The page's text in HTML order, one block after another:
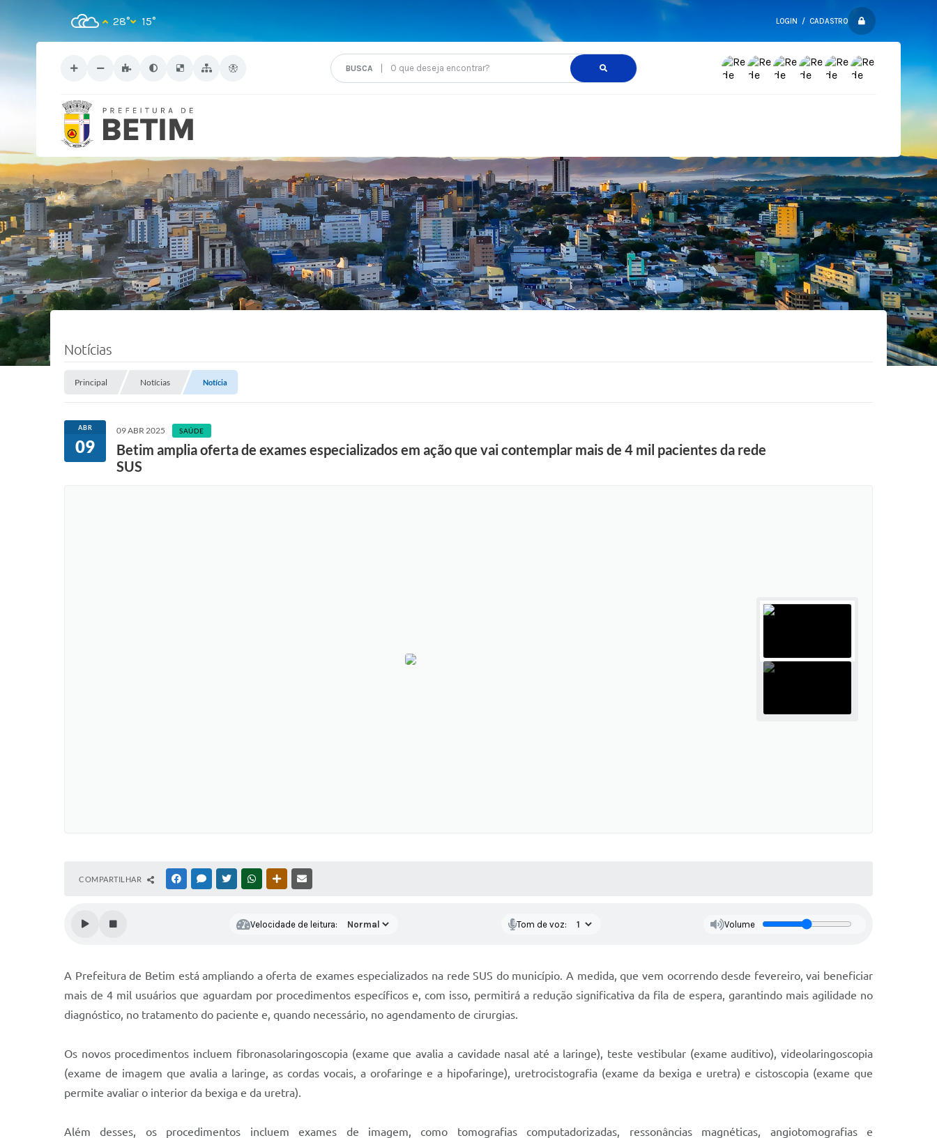
LOGIN / CADASTRO
O que deseja encontrar?
28° 15°
Notícias
Principal Notícias Notícia
ABR
09
09 ABR 2025 SAÚDE
Betim amplia oferta de exames especializados em ação que vai contemplar mais de 4 mil pacientes da rede
SUS
COMPARTILHAR FACEBOOKMESSENGER
TWITTERWHATSAPPOUTRAS MÍDIAS
Velocidade de leitura: Tom de voz: Volume
A Prefeitura de Betim está ampliando a oferta de exames especializados na rede SUS do município. A medida, que vem ocorrendo desde fevereiro, vai beneficiar
mais de 4 mil usuários que aguardam por procedimentos específicos e, com isso, permitirá a redução significativa da fila de espera, garantindo mais agilidade no
diagnóstico, no tratamento do paciente e, quando necessário, no agendamento de cirurgias.
Os novos procedimentos incluem fibronasolaringoscopia (exame que avalia a cavidade nasal até a laringe), teste vestibular (exame auditivo), videolaringoscopia
(exame de imagem que avalia a laringe, as cordas vocais, a orofaringe e a hipofaringe), uretrocistografia (exame da bexiga e uretra) e cistoscopia (exame que
permite avaliar o interior da bexiga e da uretra).
Além desses, os procedimentos incluem exames de imagem, como tomografias computadorizadas, ressonâncias magnéticas, angiotomografias e